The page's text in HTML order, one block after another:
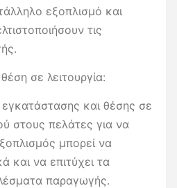
εξοπλισμό και
τις
σε λειτουργία:
και θέσης σε
στους πελάτες για να
μπορεί να
και να επιτύχει τα
παραγωγής.